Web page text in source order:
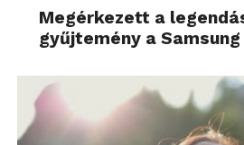
Megérkezett a
gyűjtemény a